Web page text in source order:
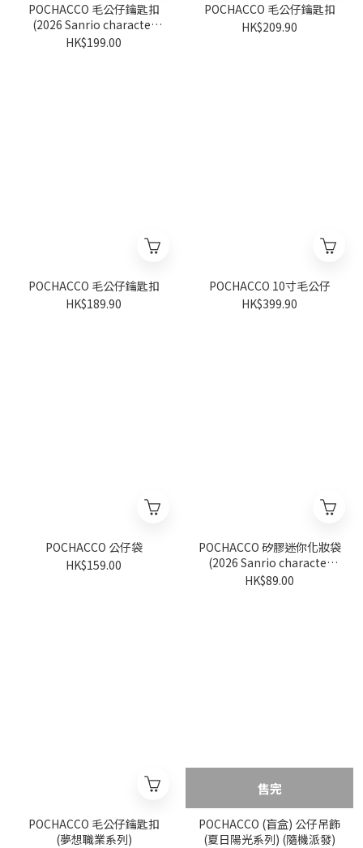
POCHACCO 毛公仔鑰匙扣
(2026 Sanrio character
ranking系列)
HK$199.00
POCHACCO 毛公仔鑰匙扣
HK$209.90
POCHACCO 毛公仔鑰匙扣
HK$189.90
POCHACCO 10寸毛公仔
HK$399.90
POCHACCO 公仔袋
HK$159.00
POCHACCO 矽膠迷你化妝袋
(2026 Sanrio character
ranking系列)
HK$89.00
POCHACCO 毛公仔鑰匙扣
(夢想職業系列)
售完
POCHACCO (盲盒) 公仔吊飾
(夏日陽光系列) (隨機派發)